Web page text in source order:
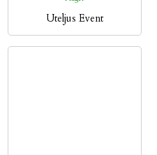
Uteljus Event